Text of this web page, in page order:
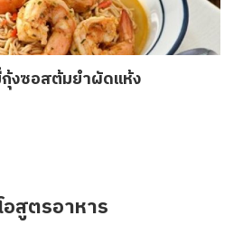
กุ้งซอสต้มยำผัดแห้ง
อสูตรอาหาร